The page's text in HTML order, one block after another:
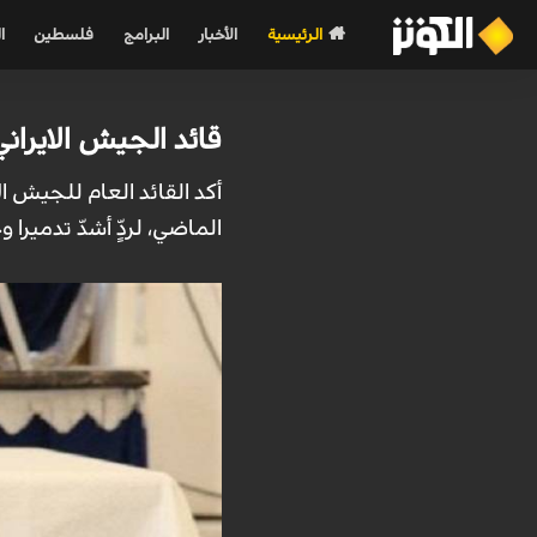
الرئيسية الأخبار البرامج فلسطين
قائد الجيش
أكد القائد العام للجيش
الماضي، لردٍّ أشدّ